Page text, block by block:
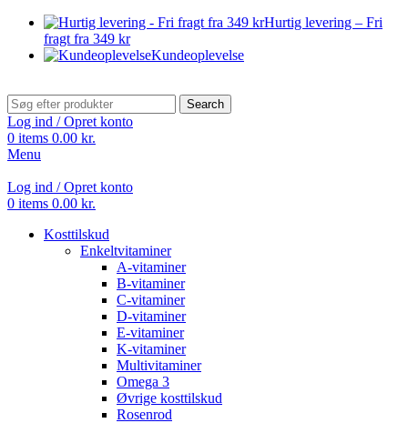
Hurtig levering – Fri
fragt fra 349 kr
Kundeoplevelse
Search
Log ind / Opret konto
0 items 0.00 kr.
Menu
Log ind / Opret konto
0 items 0.00 kr.
Kosttilskud
Enkeltvitaminer
A-vitaminer
B-vitaminer
C-vitaminer
D-vitaminer
E-vitaminer
K-vitaminer
Multivitaminer
Omega 3
Øvrige kosttilskud
Rosenrod